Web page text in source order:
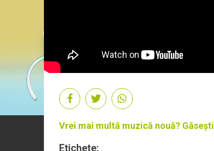
Vrei mai multă muzică nouă? Găsești
Etichete: